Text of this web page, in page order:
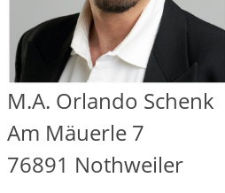
M.A. Orlando Schenk
Am Mäuerle 7
76891 Nothweiler